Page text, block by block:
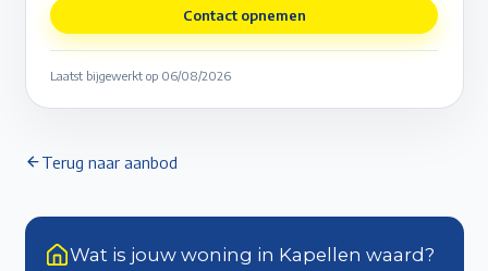
Contact opnemen
Laatst bijgewerkt op 06/08/2026
Terug naar aanbod
Wat is jouw woning in Kapellen waard?